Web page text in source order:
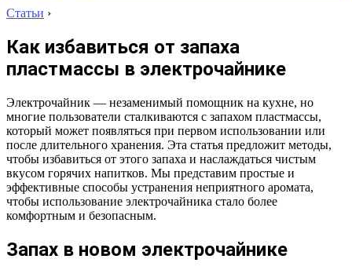
Статьи ›
Как избавиться от запаха
пластмассы в электрочайнике
Электрочайник — незаменимый помощник на кухне, но
многие пользователи сталкиваются с запахом пластмассы,
который может появляться при первом использовании или
после длительного хранения. Эта статья предложит методы,
чтобы избавиться от этого запаха и наслаждаться чистым
вкусом горячих напитков. Мы представим простые и
эффективные способы устранения неприятного аромата,
чтобы использование электрочайника стало более
комфортным и безопасным.
Запах в новом электрочайнике